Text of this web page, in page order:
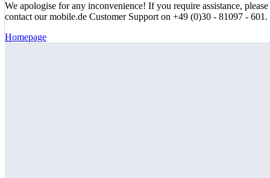
We apologise for any inconvenience! If you require assistance, please
contact our mobile.de Customer Support on +49 (0)30 - 81097 - 601.
Homepage